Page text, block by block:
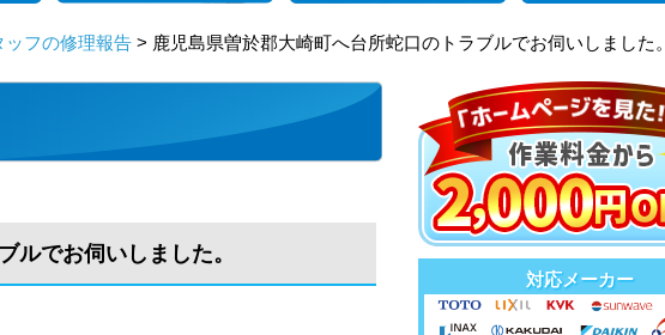
ッフの修理報告 > 鹿児島県曽於郡大崎町へ台所蛇口のトラブルでお伺いしました。
ルでお伺いしました。
対応メーカー